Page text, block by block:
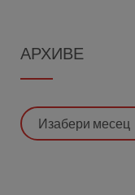
АРХИВЕ
Архиве